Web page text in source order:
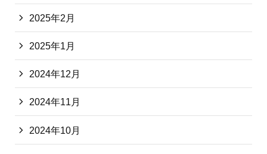
2025年2月
2025年1月
2024年12月
2024年11月
2024年10月